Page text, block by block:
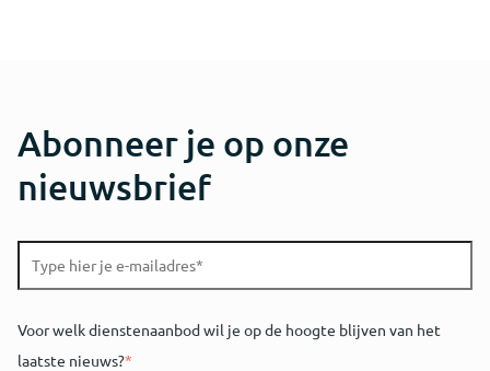
Abonneer je op onze
nieuwsbrief
Voor welk dienstenaanbod wil je op de hoogte blijven van het
laatste nieuws?*